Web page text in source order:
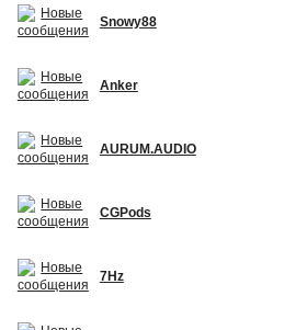
Snowy88
Anker
AURUM.AUDIO
CGPods
7Hz